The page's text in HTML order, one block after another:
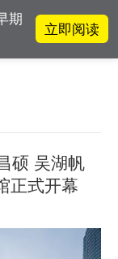
期
立即阅读
生
硕 吴湖帆
正式开幕